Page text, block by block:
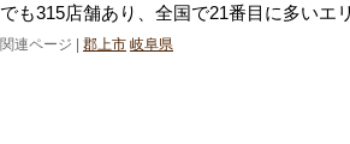
でも315店舗あり、全国で21番目に多いエ
関連ページ | 郡上市 岐阜県